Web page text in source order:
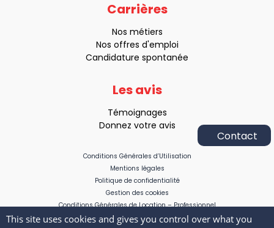
Carrières
Nos métiers
Nos offres d'emploi
Candidature spontanée
Les avis
Témoignages
Donnez votre avis
Conditions Générales d’Utilisation
Mentions légales
Politique de confidentialité
Gestion des cookies
Conditions Générales de Location – Professionnel
Conditions Générales de Location – Non professionnel
Appelez-
This site uses cookies and gives you control over what you